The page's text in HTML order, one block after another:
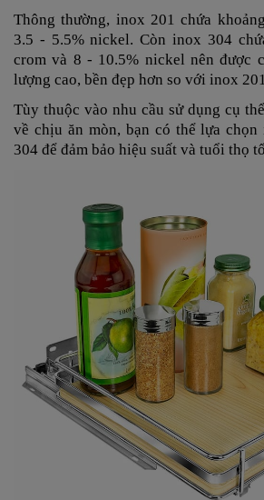
Thông thường, inox 201 chứa
3.5 - 5.5% nickel. Còn inox 304
crom và 8 - 10.5% nickel nên được
lượng cao, bền đẹp hơn so với inox
Tùy thuộc vào nhu cầu sử dụng cụ
về chịu ăn mòn, bạn có thể lựa chọn
304 để đảm bảo hiệu suất và tuổi thọ